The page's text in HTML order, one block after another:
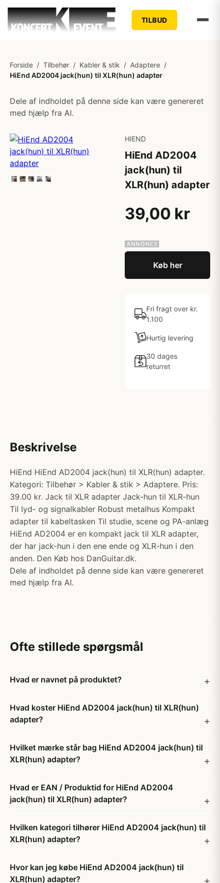
TILBUD
Forside / Tilbehør / Kabler & stik / Adaptere /
HiEnd AD2004 jack(hun) til XLR(hun) adapter
Dele af indholdet på denne side kan være genereret
med hjælp fra AI.
HIEND
HiEnd AD2004
jack(hun) til
XLR(hun) adapter
39,00 kr
Køb her
Fri fragt over kr.
1.100
Hurtig levering
30 dages
returret
Beskrivelse
HiEnd HiEnd AD2004 jack(hun) til XLR(hun) adapter.
Kategori: Tilbehør > Kabler & stik > Adaptere. Pris:
39.00 kr. Jack til XLR adapter Jack-hun til XLR-hun
Til lyd- og signalkabler Robust metalhus Kompakt
adapter til kabeltasken Til studie, scene og PA-anlæg
HiEnd AD2004 er en kompakt jack til XLR adapter,
der har jack-hun i den ene ende og XLR-hun i den
anden. Den Køb hos DanGuitar.dk.
Dele af indholdet på denne side kan være genereret
med hjælp fra AI.
Ofte stillede spørgsmål
Hvad er navnet på produktet?
Hvad koster HiEnd AD2004 jack(hun) til XLR(hun)
adapter?
Hvilket mærke står bag HiEnd AD2004 jack(hun) til
XLR(hun) adapter?
Hvad er EAN / Produktid for HiEnd AD2004
jack(hun) til XLR(hun) adapter?
Hvilken kategori tilhører HiEnd AD2004 jack(hun) til
XLR(hun) adapter?
Hvor kan jeg købe HiEnd AD2004 jack(hun) til
XLR(hun) adapter?